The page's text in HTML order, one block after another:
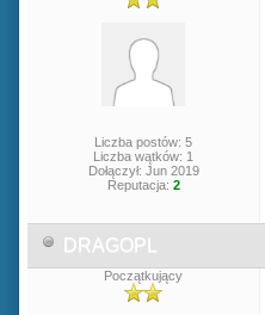
Liczba postów: 5
Liczba wątków: 1
Dołączył: Jun 2019
Reputacja: 2
DRAGOPL
Początkujący